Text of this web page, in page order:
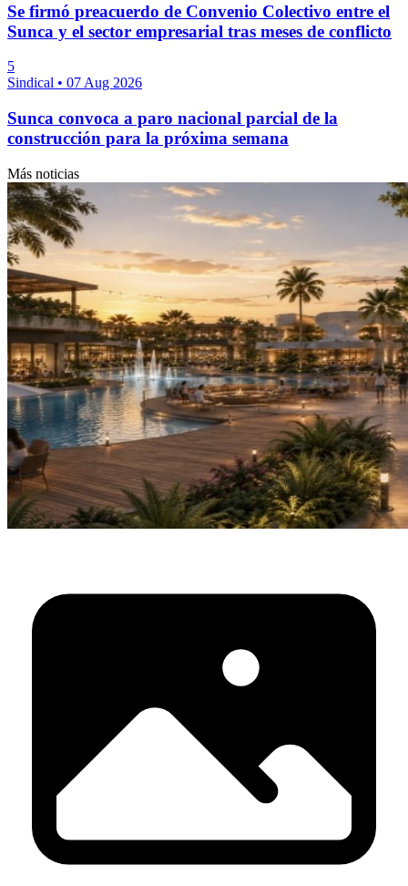
Se firmó preacuerdo de Convenio Colectivo entre el
Sunca y el sector empresarial tras meses de conflicto
5
Sindical • 07 Aug 2026
Sunca convoca a paro nacional parcial de la
construcción para la próxima semana
Más noticias